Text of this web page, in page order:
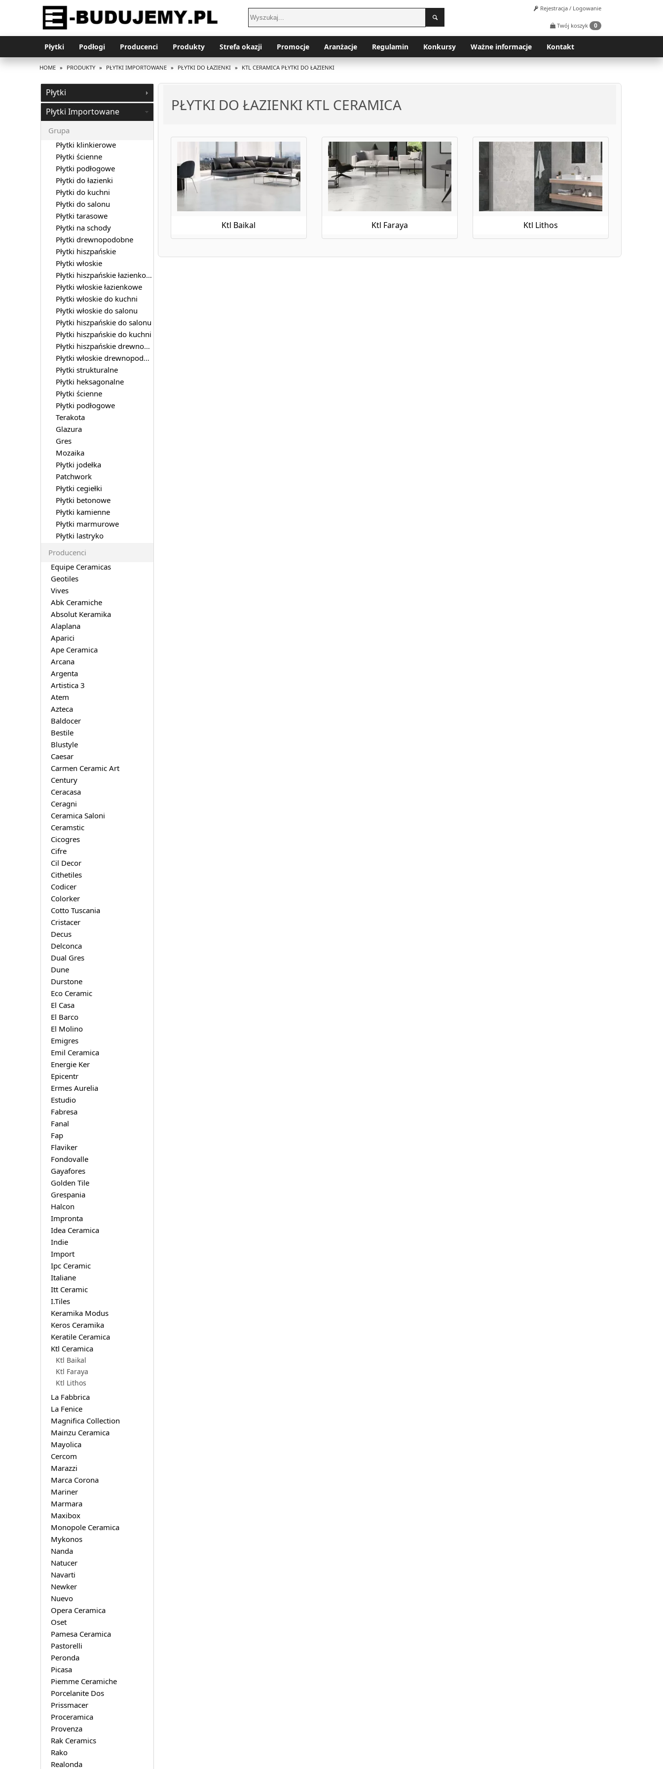
Rejestracja / Logowanie
Twój koszyk 0
Płytki Podłogi Producenci Produkty Strefa okazji Promocje Aranżacje Regulamin Konkursy Ważne informacje Kontakt
HOME » PRODUKTY » PŁYTKI IMPORTOWANE » PŁYTKI DO ŁAZIENKI » KTL CERAMICA PŁYTKI DO ŁAZIENKI
PŁYTKI DO ŁAZIENKI KTL CERAMICA
Ktl Baikal Ktl Faraya Ktl Lithos
Płytki
Płytki Importowane
Grupa
Płytki klinkierowe
Płytki ścienne
Płytki podłogowe
Płytki do łazienki
Płytki do kuchni
Płytki do salonu
Płytki tarasowe
Płytki na schody
Płytki drewnopodobne
Płytki hiszpańskie
Płytki włoskie
Płytki hiszpańskie łazienkowe
Płytki włoskie łazienkowe
Płytki włoskie do kuchni
Płytki włoskie do salonu
Płytki hiszpańskie do salonu
Płytki hiszpańskie do kuchni
Płytki hiszpańskie drewnopodobne
Płytki włoskie drewnopodobne
Płytki strukturalne
Płytki heksagonalne
Płytki ścienne
Płytki podłogowe
Terakota
Glazura
Gres
Mozaika
Płytki jodełka
Patchwork
Płytki cegiełki
Płytki betonowe
Płytki kamienne
Płytki marmurowe
Płytki lastryko
Producenci
Equipe Ceramicas
Geotiles
Vives
Abk Ceramiche
Absolut Keramika
Alaplana
Aparici
Ape Ceramica
Arcana
Argenta
Artistica 3
Atem
Azteca
Baldocer
Bestile
Blustyle
Caesar
Carmen Ceramic Art
Century
Ceracasa
Ceragni
Ceramica Saloni
Ceramstic
Cicogres
Cifre
Cil Decor
Cithetiles
Codicer
Colorker
Cotto Tuscania
Cristacer
Decus
Delconca
Dual Gres
Dune
Durstone
Eco Ceramic
El Casa
El Barco
El Molino
Emigres
Emil Ceramica
Energie Ker
Epicentr
Ermes Aurelia
Estudio
Fabresa
Fanal
Fap
Flaviker
Fondovalle
Gayafores
Golden Tile
Grespania
Halcon
Impronta
Idea Ceramica
Indie
Import
Ipc Ceramic
Italiane
Itt Ceramic
I.Tiles
Keramika Modus
Keros Ceramika
Keratile Ceramica
Ktl Ceramica
Ktl Baikal
Ktl Faraya
Ktl Lithos
La Fabbrica
La Fenice
Magnifica Collection
Mainzu Ceramica
Mayolica
Cercom
Marazzi
Marca Corona
Mariner
Marmara
Maxibox
Monopole Ceramica
Mykonos
Nanda
Natucer
Navarti
Newker
Nuevo
Opera Ceramica
Oset
Pamesa Ceramica
Pastorelli
Peronda
Picasa
Piemme Ceramiche
Porcelanite Dos
Prissmacer
Proceramica
Provenza
Rak Ceramics
Rako
Realonda